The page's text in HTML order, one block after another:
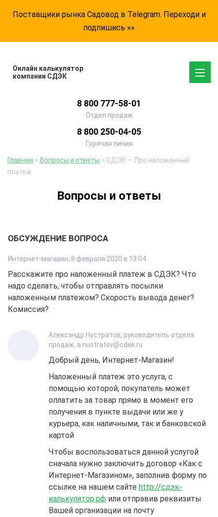
Поставщики рынка Садовод в Telegram. Переходи и
подпишись »»
Онлайн калькулятор
компании СДЭК
8 800 777-58-01
Отдел продаж
8 800 250-04-05
Горячая линия
Главная > Вопросы и ответы > СДЭК — Про наложенный
платеж
Вопросы и ответы
ОБСУЖДЕНИЕ ВОПРОСА
Интернет-магазин, 8 февраля 2020 в 13:04
Расскажите про наложенный платеж в СДЭК? Что
надо сделать, чтобы отправлять посылки
наложенным платежом? Скорость вывода денег?
Комиссия?
Александр Нустратов, руководитель отдела
продаж, a.nustratov@cdek.ru
Добрый день, Интернет-Магазин!
Наложенный платеж это услуга, с
помощью которой, покупатель может
оплатить за товар прямо в момент его
получения в пункте выдачи или же у
курьера, как наличными, так и банковской
картой
Чтобы воспользоваться данной услугой
сначала нужно заключить договор «Как с
Интернет-Магазином», заполнив форму по
ссылке на нашем сайте http://сдэк-
калькулятор.рф или отправив реквизиты
Вашей организации на почту